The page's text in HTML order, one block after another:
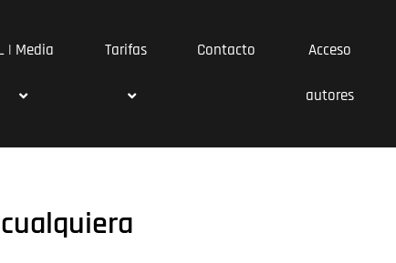
| Media Tarifas Contacto Acceso
autores